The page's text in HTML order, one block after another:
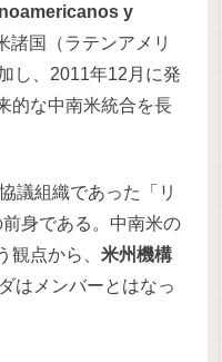
y
諸国（ラテンアメリ
し、2011年12月に発
的な中南米統合を長
議組織であった「リ
身である。中南米の
観点から、米州機構
はメンバーとはなっ